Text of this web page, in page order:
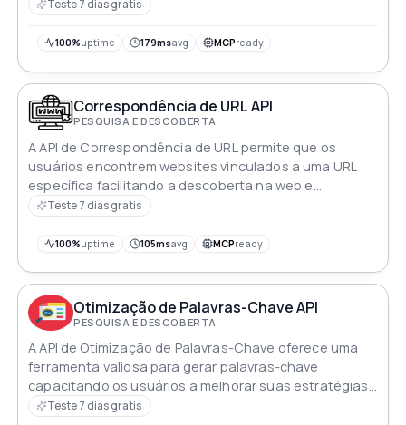
a aprimorar a funcionalidade de pesquisa e fornecer
Teste 7 dias gratis
100%uptime 179msavg MCPready
Correspondência de URL API
PESQUISA E DESCOBERTA
A API de Correspondência de URL permite que os
usuários encontrem websites vinculados a uma URL
específica facilitando a descoberta na web e
aprimorando a pesquisa competitiva
Teste 7 dias gratis
100%uptime 105msavg MCPready
Otimização de Palavras-Chave API
PESQUISA E DESCOBERTA
A API de Otimização de Palavras-Chave oferece uma
ferramenta valiosa para gerar palavras-chave
capacitando os usuários a melhorar suas estratégias
de SEO e conteúdo de forma eficaz
Teste 7 dias gratis